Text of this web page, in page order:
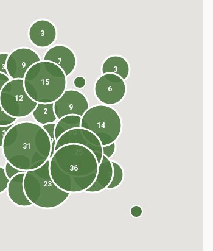
36
15
31
6
7
14
9
23
8
14
12
9
8
10
4
4
9
3
3
3
3
8
3
2